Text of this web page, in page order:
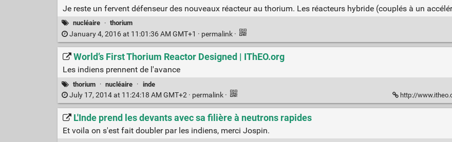
Je reste un fervent défenseur des nouveaux réacteur au thorium. Les réacteurs hybride (couplés à un
nucléaire · thorium
January 4, 2016 at 11:01:36 AM GMT+1 · permalink ·
World’s First Thorium Reactor Designed | IThEO.org
Les indiens prennent de l'avance
thorium · nucléaire · inde
July 17, 2014 at 11:24:18 AM GMT+2 · permalink · http://
L'Inde prend les devants avec sa filière à neutrons rapides
Et voila on s'est fait doubler par les indiens, merci Jospin.